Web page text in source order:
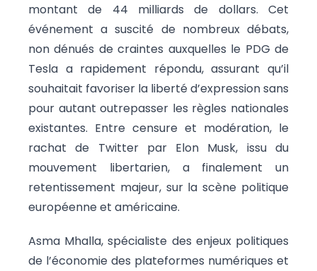
montant de 44 milliards de dollars. Cet
événement a suscité de nombreux débats,
non dénués de craintes auxquelles le PDG de
Tesla a rapidement répondu, assurant qu’il
souhaitait favoriser la liberté d’expression sans
pour autant outrepasser les règles nationales
existantes. Entre censure et modération, le
rachat de Twitter par Elon Musk, issu du
mouvement libertarien, a finalement un
retentissement majeur, sur la scène politique
européenne et américaine.
Asma Mhalla, spécialiste des enjeux politiques
de l’économie des plateformes numériques et